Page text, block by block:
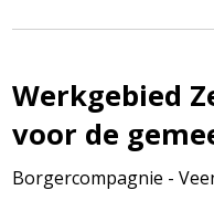
Werkgebied
voor de
Borgercompagnie -